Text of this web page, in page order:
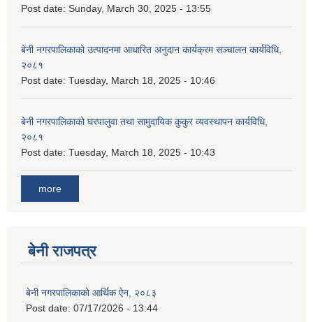
Post date: Sunday, March 30, 2025 - 13:55
बेनी नगरपालिकाको उत्पादनमा आधारित अनुदान कार्यक्रम सञ्‍चालन कार्यविधि,
२०८१
Post date: Tuesday, March 18, 2025 - 10:46
बेनी नगरपालिकाको घरपालुवा तथा सामुदायिक कुकुर व्यवस्थापन कार्यविधि,
२०८१
Post date: Tuesday, March 18, 2025 - 10:43
more
बेनी राजपत्र
बेनी नगरपालिकाको आर्थिक ऐन, २०८३
Post date: 07/17/2026 - 13:44